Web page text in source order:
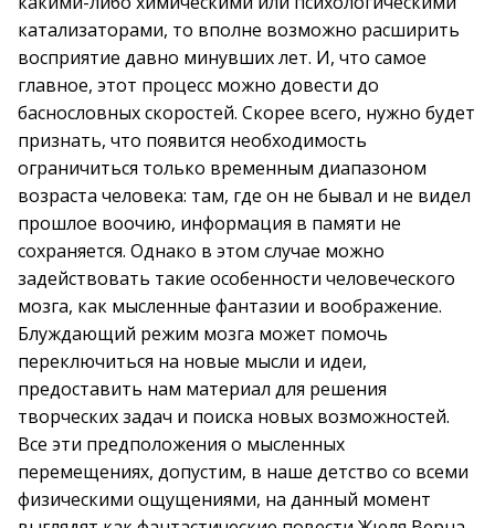
катализаторами, то вполне возможно расширить
восприятие давно минувших лет. И, что самое
главное, этот процесс можно довести до
баснословных скоростей. Скорее всего, нужно будет
признать, что появится необходимость
ограничиться только временным диапазоном
возраста человека: там, где он не бывал и не видел
прошлое воочию, информация в памяти не
сохраняется. Однако в этом случае можно
задействовать такие особенности человеческого
мозга, как мысленные фантазии и воображение.
Блуждающий режим мозга может помочь
переключиться на новые мысли и идеи,
предоставить нам материал для решения
творческих задач и поиска новых возможностей.
Все эти предположения о мысленных
перемещениях, допустим, в наше детство со всеми
физическими ощущениями, на данный момент